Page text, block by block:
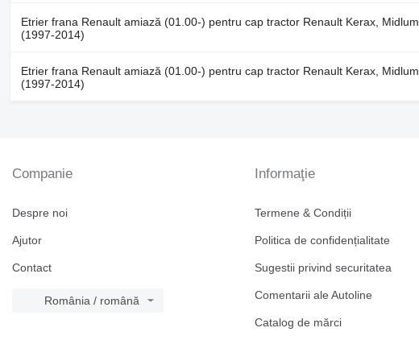
Etrier frana Renault amiază (01.00-) pentru cap tractor Renault Kerax, Midlum
(1997-2014)
Etrier frana Renault amiază (01.00-) pentru cap tractor Renault Kerax, Midlum
(1997-2014)
Companie
Despre noi
Ajutor
Contact
România / română
Informaţie
Termene & Condiții
Politica de confidențialitate
Sugestii privind securitatea
Comentarii ale Autoline
Catalog de mărcі